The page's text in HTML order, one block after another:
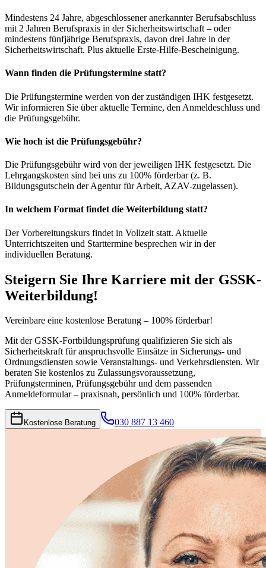
Mindestens 24 Jahre, abgeschlossener anerkannter Berufsabschluss
mit 2 Jahren Berufspraxis in der Sicherheitswirtschaft – oder
mindestens fünfjährige Berufspraxis, davon drei Jahre in der
Sicherheitswirtschaft. Plus aktuelle Erste-Hilfe-Bescheinigung.
Wann finden die Prüfungstermine statt?
Die Prüfungstermine werden von der zuständigen IHK festgesetzt.
Wir informieren Sie über aktuelle Termine, den Anmeldeschluss und
die Prüfungsgebühr.
Wie hoch ist die Prüfungsgebühr?
Die Prüfungsgebühr wird von der jeweiligen IHK festgesetzt. Die
Lehrgangskosten sind bei uns zu 100% förderbar (z. B.
Bildungsgutschein der Agentur für Arbeit, AZAV-zugelassen).
In welchem Format findet die Weiterbildung statt?
Der Vorbereitungskurs findet in Vollzeit statt. Aktuelle
Unterrichtszeiten und Starttermine besprechen wir in der
individuellen Beratung.
Steigern Sie Ihre Karriere mit der GSSK-
Weiterbildung!
Vereinbare eine kostenlose Beratung – 100% förderbar!
Mit der GSSK-Fortbildungsprüfung qualifizieren Sie sich als
Sicherheitskraft für anspruchsvolle Einsätze in Sicherungs- und
Ordnungsdiensten sowie Veranstaltungs- und Verkehrsdiensten. Wir
beraten Sie kostenlos zu Zulassungsvoraussetzung,
Prüfungsterminen, Prüfungsgebühr und dem passenden
Anmeldeformular – praxisnah, persönlich und 100% förderbar.
Kostenlose Beratung 030 887 13 460